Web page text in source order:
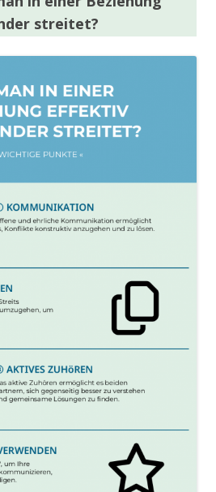
streitet?